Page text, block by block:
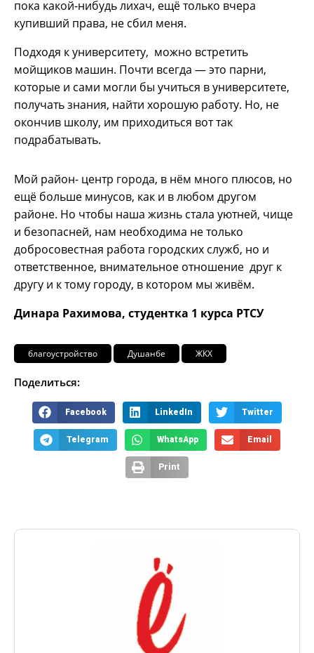
пока какой-нибудь лихач, ещё только вчера
купивший права, не сбил меня.
Подходя к университету, можно встретить
мойщиков машин. Почти всегда — это парни,
которые и сами могли бы учиться в университете,
получать знания, найти хорошую работу. Но, не
окончив школу, им приходиться вот так
подрабатывать.
Мой район- центр города, в нём много плюсов, но
ещё больше минусов, как и в любом другом
районе. Но чтобы наша жизнь стала уютней, чище
и безопасней, нам необходима не только
добросовестная работа городских служб, но и
ответственное, внимательное отношение друг к
другу и к тому городу, в котором мы живём.
Динара Рахимова, студентка 1 курса РТСУ
благоустройство Душанбе ЖКХ
Поделиться:
Facebook LinkedIn Twitter
Telegram WhatsApp Email
Print